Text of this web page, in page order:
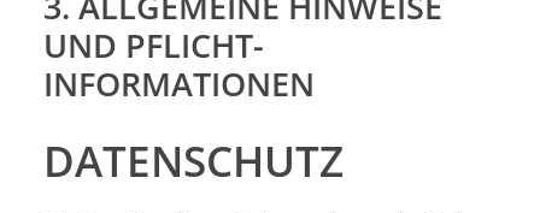
UND PFLICHT­
INFORMATIONEN
DATENSCHUTZ